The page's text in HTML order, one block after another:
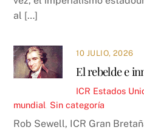
al […]
10 JULIO, 2026
El rebelde e
ICR Estados
mundial Sin categoría
Rob Sewell, ICR Gran